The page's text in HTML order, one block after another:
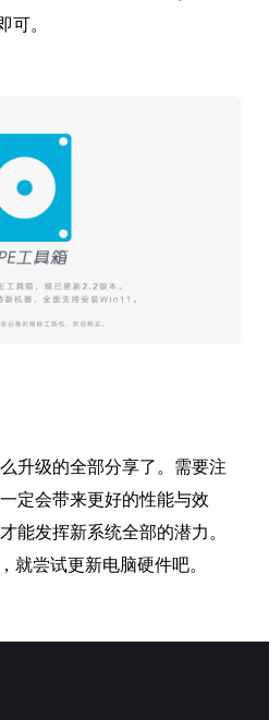
可。
升级的全部分享了。需要注
定会带来更好的性能与效
能发挥新系统全部的潜力。
就尝试更新电脑硬件吧。